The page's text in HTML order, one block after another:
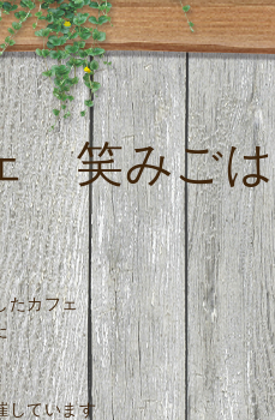
笑みごは
たカフェ
しています